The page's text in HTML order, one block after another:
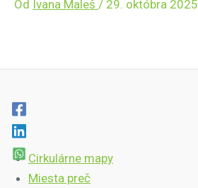
Od Ivana Maleš / 29. októbra 2025
Cirkulárne mapy
Miesta preč